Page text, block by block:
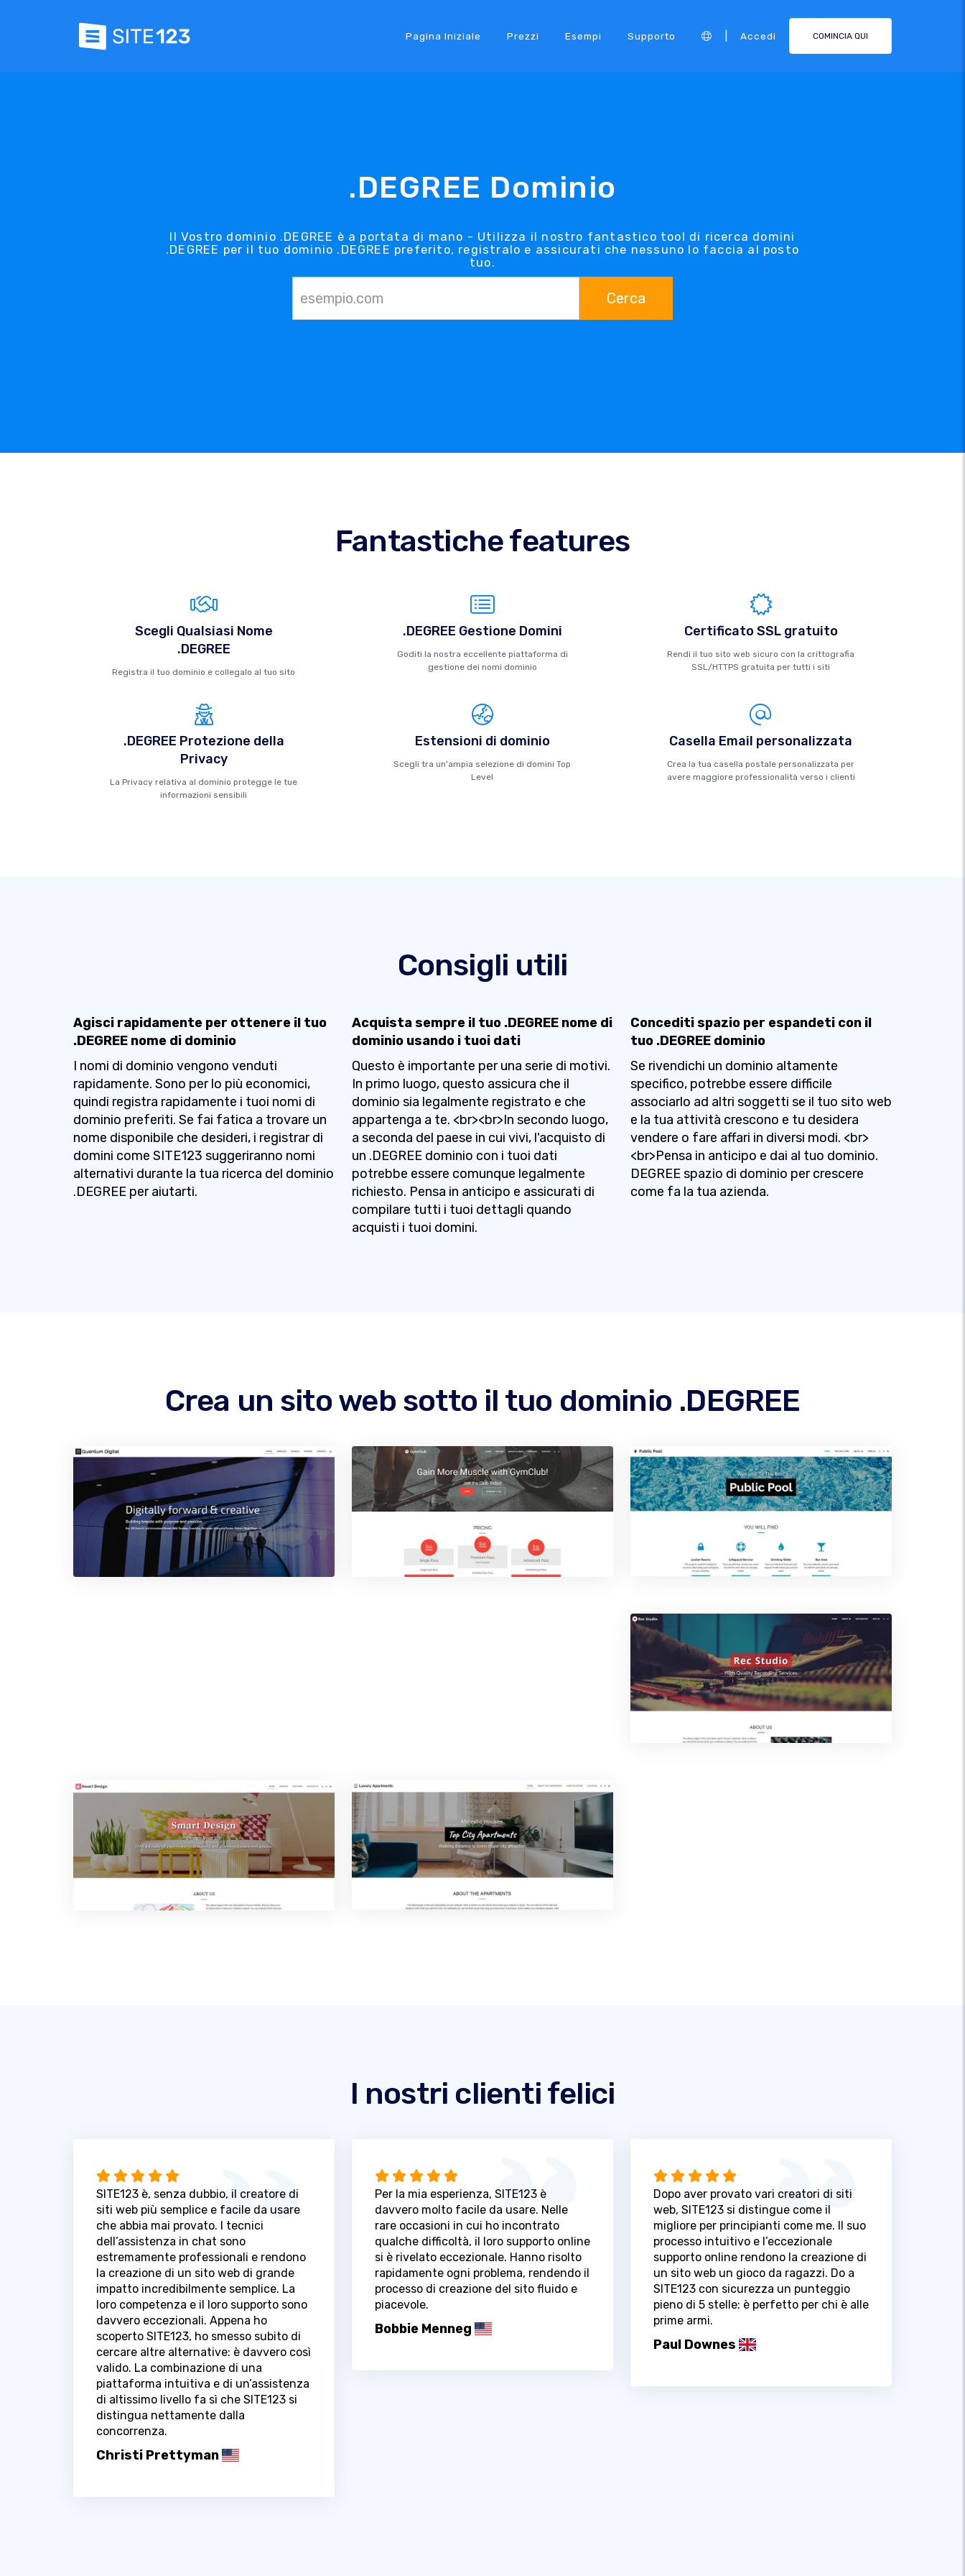
Pagina Iniziale Prezzi Esempi Supporto Accedi COMINCIA QUI
.DEGREE Dominio
Il Vostro dominio .DEGREE è a portata di mano - Utilizza il nostro fantastico tool di ricerca domini
.DEGREE per il tuo dominio .DEGREE preferito, registralo e assicurati che nessuno lo faccia al posto
tuo.
Cerca
Fantastiche features
Scegli Qualsiasi Nome
.DEGREE
Registra il tuo dominio e collegalo al tuo sito
.DEGREE Gestione Domini
Goditi la nostra eccellente piattaforma di
gestione dei nomi dominio
Certificato SSL gratuito
Rendi il tuo sito web sicuro con la crittografia
SSL/HTTPS gratuita per tutti i siti
.DEGREE Protezione della
Privacy
La Privacy relativa al dominio protegge le tue
informazioni sensibili
Estensioni di dominio
Scegli tra un'ampia selezione di domini Top
Level
Casella Email personalizzata
Crea la tua casella postale personalizzata per
avere maggiore professionalità verso i clienti
Consigli utili
Agisci rapidamente per ottenere il tuo
.DEGREE nome di dominio
I nomi di dominio vengono venduti
rapidamente. Sono per lo più economici,
quindi registra rapidamente i tuoi nomi di
dominio preferiti. Se fai fatica a trovare un
nome disponibile che desideri, i registrar di
domini come SITE123 suggeriranno nomi
alternativi durante la tua ricerca del dominio
.DEGREE per aiutarti.
Acquista sempre il tuo .DEGREE nome di
dominio usando i tuoi dati
Questo è importante per una serie di motivi.
In primo luogo, questo assicura che il
dominio sia legalmente registrato e che
appartenga a te. <br><br>In secondo luogo,
a seconda del paese in cui vivi, l'acquisto di
un .DEGREE dominio con i tuoi dati
potrebbe essere comunque legalmente
richiesto. Pensa in anticipo e assicurati di
compilare tutti i tuoi dettagli quando
acquisti i tuoi domini.
Concediti spazio per espandeti con il
tuo .DEGREE dominio
Se rivendichi un dominio altamente
specifico, potrebbe essere difficile
associarlo ad altri soggetti se il tuo sito web
e la tua attività crescono e tu desidera
vendere o fare affari in diversi modi. <br>
<br>Pensa in anticipo e dai al tuo dominio.
DEGREE spazio di dominio per crescere
come fa la tua azienda.
Crea un sito web sotto il tuo dominio .DEGREE
I nostri clienti felici
SITE123 è, senza dubbio, il creatore di
siti web più semplice e facile da usare
che abbia mai provato. I tecnici
dell’assistenza in chat sono
estremamente professionali e rendono
la creazione di un sito web di grande
impatto incredibilmente semplice. La
loro competenza e il loro supporto sono
davvero eccezionali. Appena ho
scoperto SITE123, ho smesso subito di
cercare altre alternative: è davvero così
valido. La combinazione di una
piattaforma intuitiva e di un’assistenza
di altissimo livello fa sì che SITE123 si
distingua nettamente dalla
concorrenza.
Christi Prettyman
Per la mia esperienza, SITE123 è
davvero molto facile da usare. Nelle
rare occasioni in cui ho incontrato
qualche difficoltà, il loro supporto online
si è rivelato eccezionale. Hanno risolto
rapidamente ogni problema, rendendo il
processo di creazione del sito fluido e
piacevole.
Bobbie Menneg
Dopo aver provato vari creatori di siti
web, SITE123 si distingue come il
migliore per principianti come me. Il suo
processo intuitivo e l’eccezionale
supporto online rendono la creazione di
un sito web un gioco da ragazzi. Do a
SITE123 con sicurezza un punteggio
pieno di 5 stelle: è perfetto per chi è alle
prime armi.
Paul Downes